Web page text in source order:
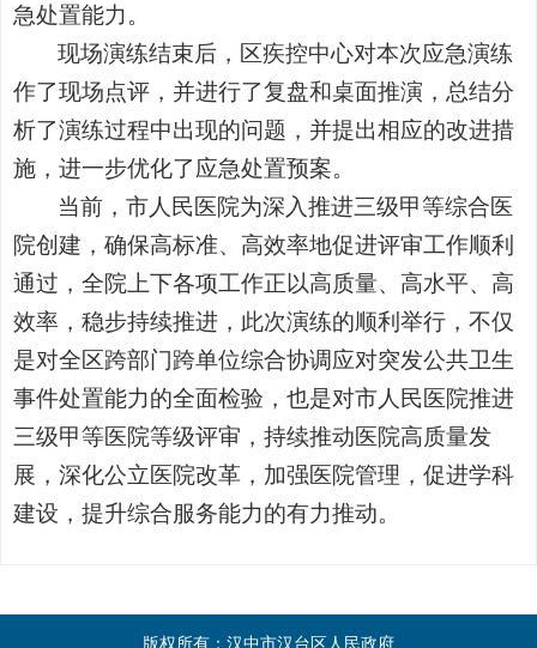
急处置能力。
现场演练结束后，区疾控中心对本次应急演练
作了现场点评，并进行了复盘和桌面推演，总结分
析了演练过程中出现的问题，并提出相应的改进措
施，进一步优化了应急处置预案。
当前，市人民医院为深入推进三级甲等综合医
院创建，确保高标准、高效率地促进评审工作顺利
通过，全院上下各项工作正以高质量、高水平、高
效率，稳步持续推进，此次演练的顺利举行，不仅
是对全区跨部门跨单位综合协调应对突发公共卫生
事件处置能力的全面检验，也是对市人民医院推进
三级甲等医院等级评审，持续推动医院高质量发
展，深化公立医院改革，加强医院管理，促进学科
建设，提升综合服务能力的有力推动。
版权所有：汉中市汉台区人民政府